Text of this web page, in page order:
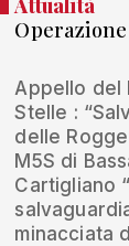
Attualità
Appello del
Stelle :
delle
M5S di
Cartigliano
minacciata